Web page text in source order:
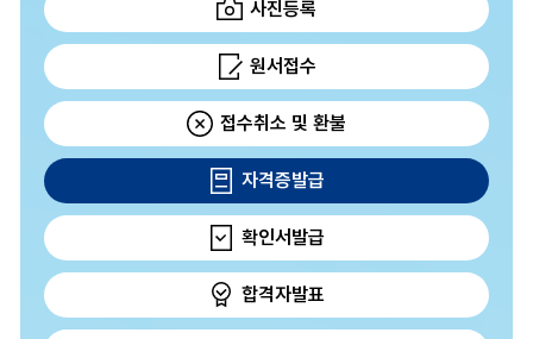
사진등록
원서접수
접수취소 및 환불
자격증발급
확인서발급
합격자발표